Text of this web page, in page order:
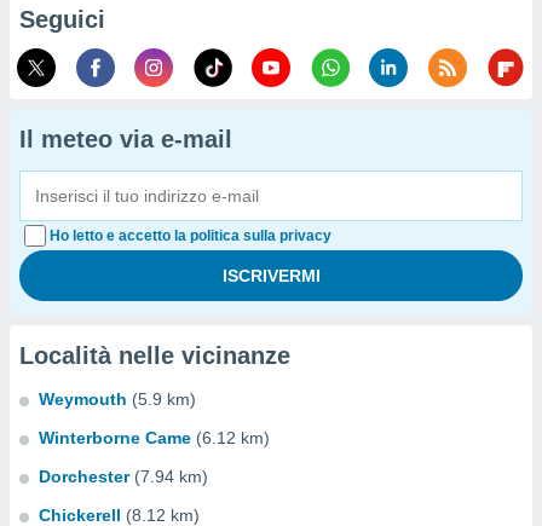
Seguici
Il meteo via e-mail
Ho letto e accetto la politica sulla privacy
Località nelle vicinanze
Weymouth (5.9 km)
Winterborne Came (6.12 km)
Dorchester (7.94 km)
Chickerell (8.12 km)